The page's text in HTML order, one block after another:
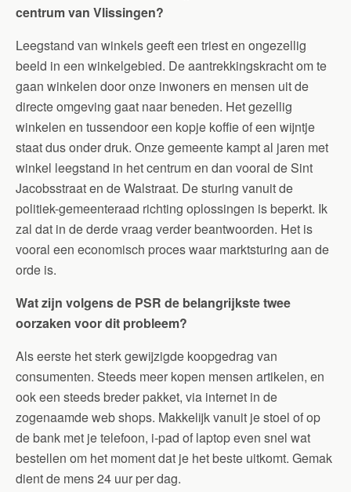
centrum van Vlissingen?
Leegstand van winkels geeft een triest en ongezellig
beeld in een winkelgebied. De aantrekkingskracht om te
gaan winkelen door onze inwoners en mensen uit de
directe omgeving gaat naar beneden. Het gezellig
winkelen en tussendoor een kopje koffie of een wijntje
staat dus onder druk. Onze gemeente kampt al jaren met
winkel leegstand in het centrum en dan vooral de Sint
Jacobsstraat en de Walstraat. De sturing vanuit de
politiek-gemeenteraad richting oplossingen is beperkt. Ik
zal dat in de derde vraag verder beantwoorden. Het is
vooral een economisch proces waar marktsturing aan de
orde is.
Wat zijn volgens de PSR de belangrijkste twee
oorzaken voor dit probleem?
Als eerste het sterk gewijzigde koopgedrag van
consumenten. Steeds meer kopen mensen artikelen, en
ook een steeds breder pakket, via internet in de
zogenaamde web shops. Makkelijk vanuit je stoel of op
de bank met je telefoon, i-pad of laptop even snel wat
bestellen om het moment dat je het beste uitkomt. Gemak
dient de mens 24 uur per dag.